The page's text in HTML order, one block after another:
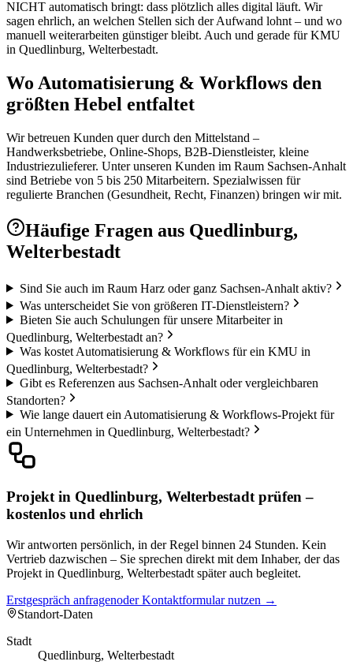
NICHT automatisch bringt: dass plötzlich alles digital läuft. Wir
sagen ehrlich, an welchen Stellen sich der Aufwand lohnt – und wo
manuell weiterarbeiten günstiger bleibt. Auch und gerade für KMU
in Quedlinburg, Welterbestadt.
Wo Automatisierung & Workflows den
größten Hebel entfaltet
Wir betreuen Kunden quer durch den Mittelstand –
Handwerksbetriebe, Online-Shops, B2B-Dienstleister, kleine
Industriezulieferer. Unter unseren Kunden im Raum Sachsen-Anhalt
sind Betriebe von 5 bis 250 Mitarbeitern. Spezialwissen für
regulierte Branchen (Gesundheit, Recht, Finanzen) bringen wir mit.
Häufige Fragen aus Quedlinburg,
Welterbestadt
Sind Sie auch im Raum Harz oder ganz Sachsen-Anhalt aktiv?
Was unterscheidet Sie von größeren IT-Dienstleistern?
Bieten Sie auch Schulungen für unsere Mitarbeiter in
Quedlinburg, Welterbestadt an?
Was kostet Automatisierung & Workflows für ein KMU in
Quedlinburg, Welterbestadt?
Gibt es Referenzen aus Sachsen-Anhalt oder vergleichbaren
Standorten?
Wie lange dauert ein Automatisierung & Workflows-Projekt für
ein Unternehmen in Quedlinburg, Welterbestadt?
Projekt in Quedlinburg, Welterbestadt prüfen –
kostenlos und ehrlich
Wir antworten persönlich, in der Regel binnen 24 Stunden. Kein
Vertrieb dazwischen – Sie sprechen direkt mit dem Inhaber, der das
Projekt in Quedlinburg, Welterbestadt später auch begleitet.
Erstgespräch anfragenoder Kontaktformular nutzen →
Standort-Daten
Stadt
Quedlinburg, Welterbestadt